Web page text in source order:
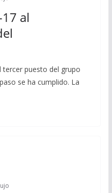
al
tercer puesto del grupo
se ha cumplido. La